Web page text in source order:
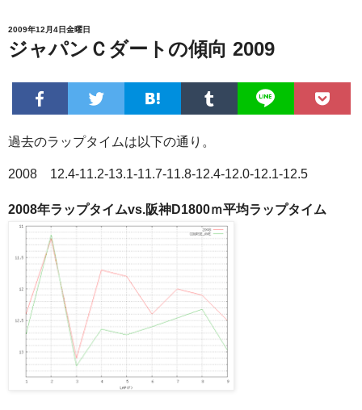
2009年12月4日金曜日
ジャパンＣダートの傾向 2009
過去のラップタイムは以下の通り。
2008 12.4-11.2-13.1-11.7-11.8-12.4-12.0-12.1-12.5
2008年ラップタイムvs.阪神D1800ｍ平均ラップタイム